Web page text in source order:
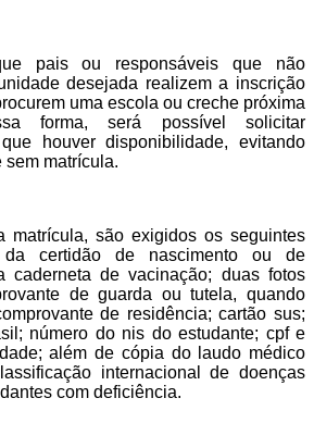
pais ou responsáveis que não
desejada realizem a inscrição
uma escola ou creche próxima
forma, será possível solicitar
houver disponibilidade, evitando
sem matrícula.
matrícula, são exigidos os seguintes
da certidão de nascimento ou de
caderneta de vacinação; duas fotos
de guarda ou tutela, quando
de residência; cartão sus;
número do nis do estudante; cpf e
além de cópia do laudo médico
internacional de doenças
com deficiência.